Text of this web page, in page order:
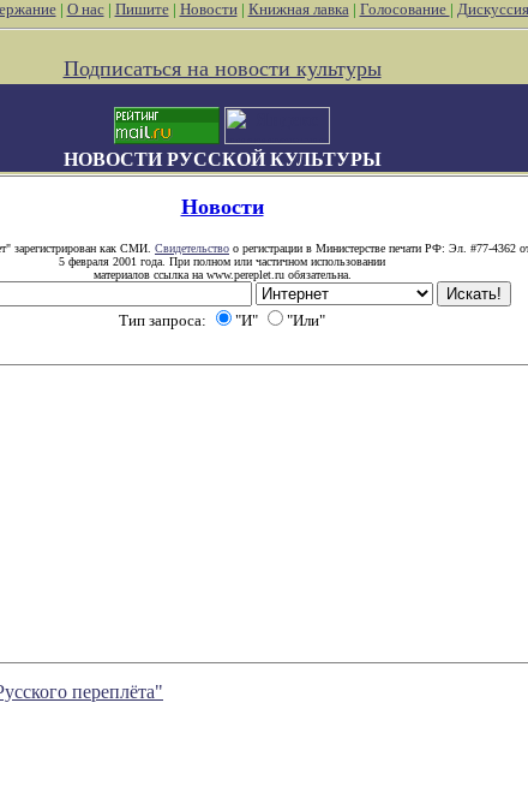
| О нас| Пишите| Новости| Книжная лавка| Голосование | Дискуссия
Подписаться на новости культуры
НОВОСТИ РУССКОЙ КУЛЬТУРЫ
Новости
зарегистрирован как СМИ. Свидетельство о регистрации в Министерстве печати РФ: Эл. #77-4362
5 февраля 2001 года. При полном или частичном использовании
материалов ссылка на www.pereplet.ru обязательна.
Тип запроса: "И" "Или"
переплёта"